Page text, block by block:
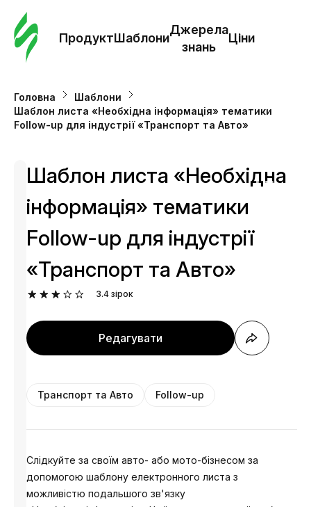
ПродуктШаблони
Джерела
знань
Ціни
Ціни
Головна
Шаблони
Шаблон листа «Необхідна інформація» тематики
Follow-up для індустрії «Транспорт та Авто»
Шаблон листа «Необхідна
інформація» тематики
Follow-up для індустрії
«Транспорт та Авто»
3.4зірок
Редагувати
Транспорт та Авто Follow-up
Слідкуйте за своїм авто- або мото-бізнесом за
допомогою шаблону електронного листа з
можливістю подальшого зв'язку